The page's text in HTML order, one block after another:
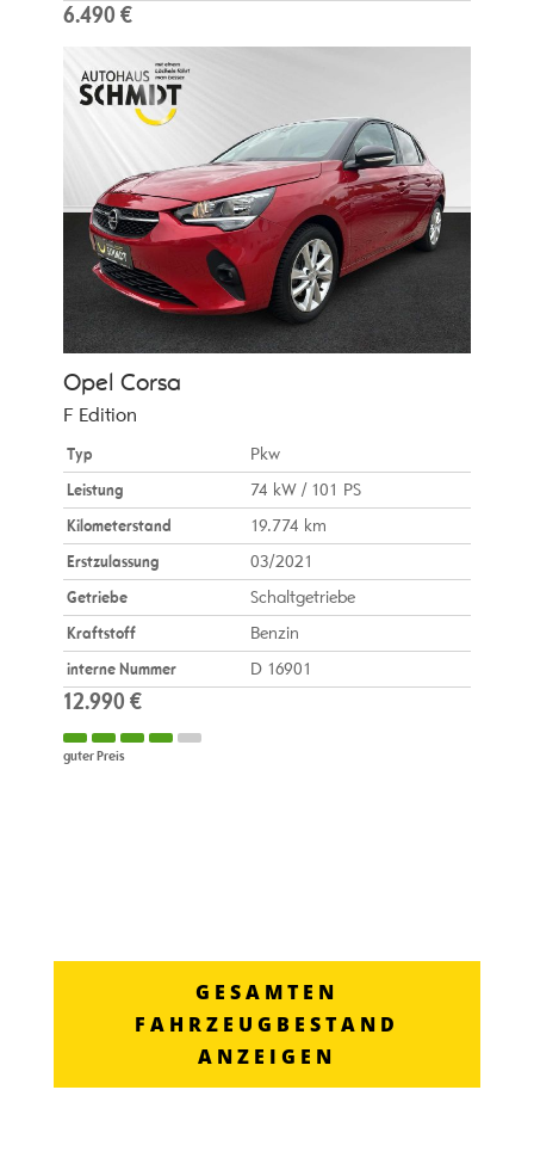
6.490 €
Opel Corsa
F Edition
Typ
Pkw
Leistung
74 kW / 101 PS
Kilometerstand
19.774 km
Erstzulassung
03/2021
Getriebe
Schaltgetriebe
Kraftstoff
Benzin
interne Nummer
D 16901
12.990 €
guter Preis
GESAMTEN
FAHRZEUGBESTAND
ANZEIGEN